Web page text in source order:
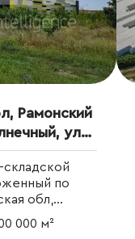
Рамонский
ул
д 135
по
обл,
000 м²